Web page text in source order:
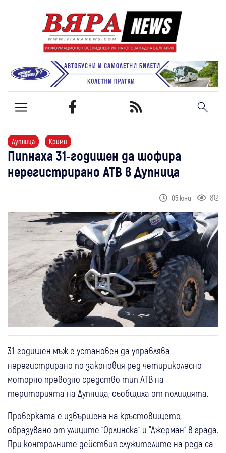
Дупница Крими
Пипнаха 31-годишен да шофира
нерегистрирано АТВ в Дупница
05 юни 812
31-годишен мъж е установен да управлява
нерегистрирано по законовия ред четириколесно
моторно превозно средство тип АТВ на
територията на Дупница, съобщиха от полицията.
Проверката е извършена на кръстовището,
образувано от улиците “Орлинска“ и “Джерман“ в града.
При контролните действия служителите на реда са